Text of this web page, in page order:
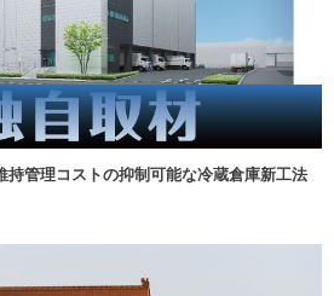
持管理コストの抑制可能な冷蔵倉庫新工法